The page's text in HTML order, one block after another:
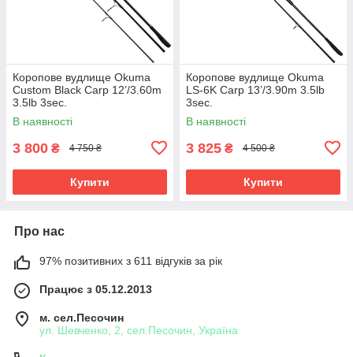
Коропове вудлище Okuma
Custom Black Carp 12’/3.60m
3.5lb 3sec.
В наявності
3 800 ₴ 4 750 ₴
Купити
Коропове вудлище Okuma
LS-6K Carp 13’/3.90m 3.5lb
3sec.
В наявності
3 825 ₴ 4 500 ₴
Купити
Про нас
97% позитивних з 611 відгуків за рік
Працює з 05.12.2013
м. сел.Песочин
ул. Шевченко, 2, сел.Песочин, Україна